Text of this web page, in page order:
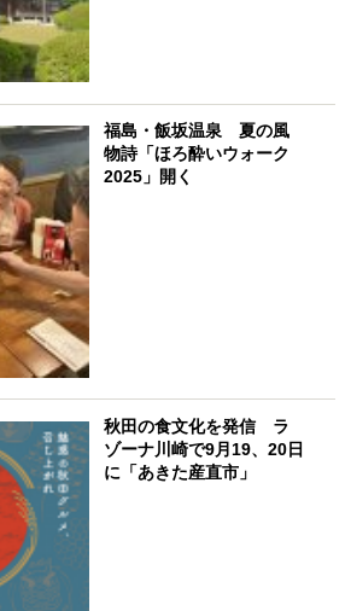
福島・飯坂温泉 夏の風
物詩「ほろ酔いウォーク
2025」開く
秋田の食文化を発信 ラ
ゾーナ川崎で9月19、20日
に「あきた産直市」